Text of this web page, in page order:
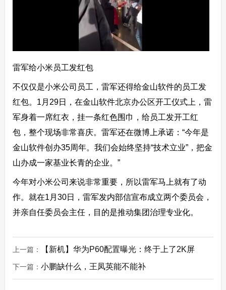
雷军给小米员工发红包
不仅仅是小米公司员工，雷军还得给金山软件的员工发
红包。1月29日，在金山软件北京办公区开工仪式上，雷
军身着一席红衣，挂一条红色围巾，给员工发开工红
包，整个现场非常喜庆。雷军还在微博上承诺：“今年是
金山软件创办35周年。我们会始终坚持“技术立业”，把金
山办成一家基业长青的企业。”
今年对小米公司来说非常重要，所以雷军马上就有了动
作。就在1月30日，雷军发内部信宣布成立两个委员会，
并亲自任委员会主任，目的是推动集团治理专业化。
上一篇： 【新机】华为P60配置曝光：终于上了2K屏
下一篇： 小鹏缺什么，王凤英能不能补